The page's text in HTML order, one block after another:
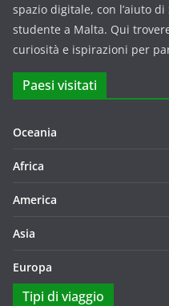
spazio digitale, con l’aiuto
studente a Malta. Qui
curiosità e ispirazioni per
Paesi visitati
Oceania
Africa
America
Asia
Europa
Tipi di viaggio